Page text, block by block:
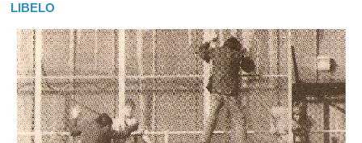
LIBELO